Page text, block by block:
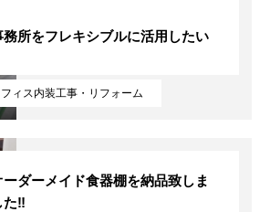
ィス内装工事・リフォーム
務所をフレキシブルに活用したい
ーダーメイド食器棚を納品致しま
た‼